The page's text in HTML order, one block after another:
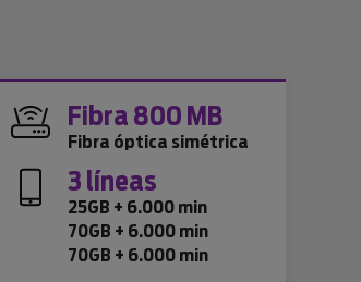
Fibra 800 MB
Fibra óptica simétrica
3 líneas
25GB + 6.000 min
70GB + 6.000 min
70GB + 6.000 min